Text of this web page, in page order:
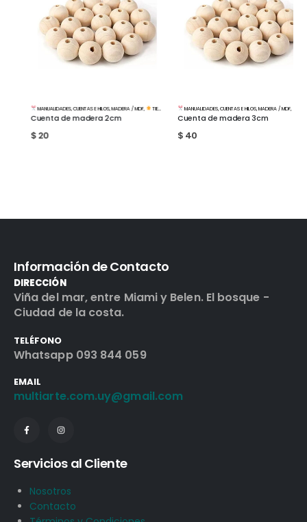
MANUALIDADES,CUENTAS E HILOS,MADERA / MDF, TIENDA
Cuenta de madera 2cm
20
MANUALIDADES,CUENTAS E HILOS,MADERA / MDF, TIENDA
Cuenta de madera 3cm
40
Información de Contacto
DIRECCIÓN
Viña del mar, entre Miami y Belen. El bosque -
Ciudad de la costa.
TELÉFONO
Whatsapp 093 844 059
EMAIL
multiarte.com.uy@gmail.com
Servicios al Cliente
Nosotros
Contacto